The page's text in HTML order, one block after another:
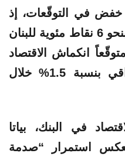
خفض في التوقّعات، إذ
قلّص البنك تقديراته للنمو بنحو 6 نقاط مئوية للبنان
متوقّعاً انكماش الاقتصاد
اللبناني بنسبة 2% والعراقي بنسبة 1.5% خلال
في البنك، بياتا
يعكس استمرار “صدمة